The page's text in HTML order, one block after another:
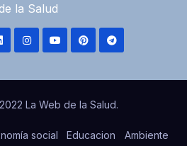
la Salud
La Web de la Salud.
social Educacion Ambiente